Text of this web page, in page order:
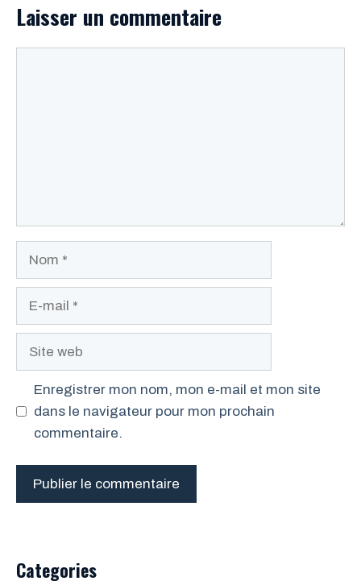
Laisser un commentaire
Site
Enregistrer mon nom, mon e-mail et mon site
dans le navigateur pour mon prochain
commentaire.
Categories